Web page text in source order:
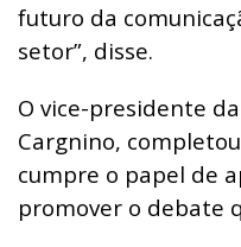
futuro da
setor”, disse.
O vice-presidente
Cargnino,
cumpre o papel de
promover o debate